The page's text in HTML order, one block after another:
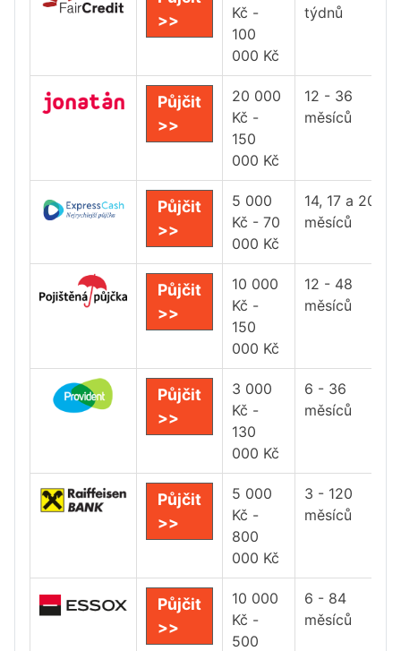
>>
Kč -
100
000 Kč
týdnů
Půjčit
>>
20 000
Kč -
150
000 Kč
12 - 36
měsíců
Půjčit
>>
5 000
Kč - 70
000 Kč
14, 17 a 20
měsíců
Půjčit
>>
10 000
Kč -
150
000 Kč
12 - 48
měsíců
Půjčit
>>
3 000
Kč -
130
000 Kč
6 - 36
měsíců
Půjčit
>>
5 000
Kč -
800
000 Kč
3 - 120
měsíců
Půjčit
>>
10 000
Kč -
500
6 - 84
měsíců